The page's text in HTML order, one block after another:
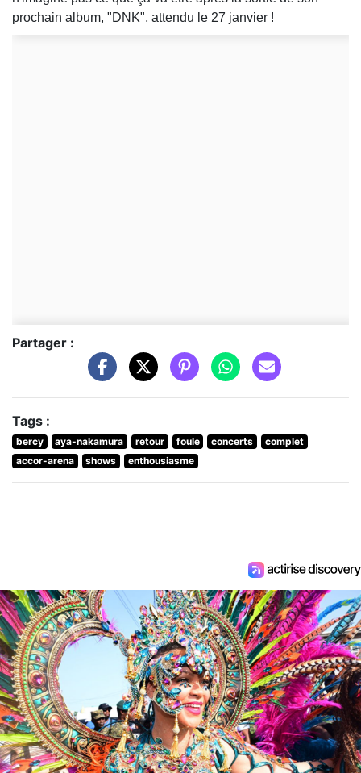
prochain album, "DNK", attendu le 27 janvier !
Partager :
Tags :
bercy aya-nakamura retour foule concerts
complet
accor-arena
shows enthousiasme